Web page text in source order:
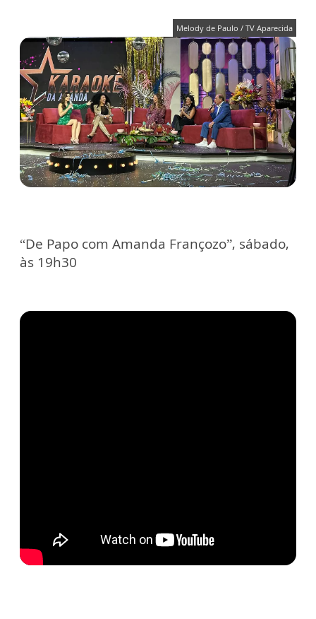
Melody de Paulo / TV Aparecida
“De Papo com Amanda Françozo”, sábado,
às 19h30